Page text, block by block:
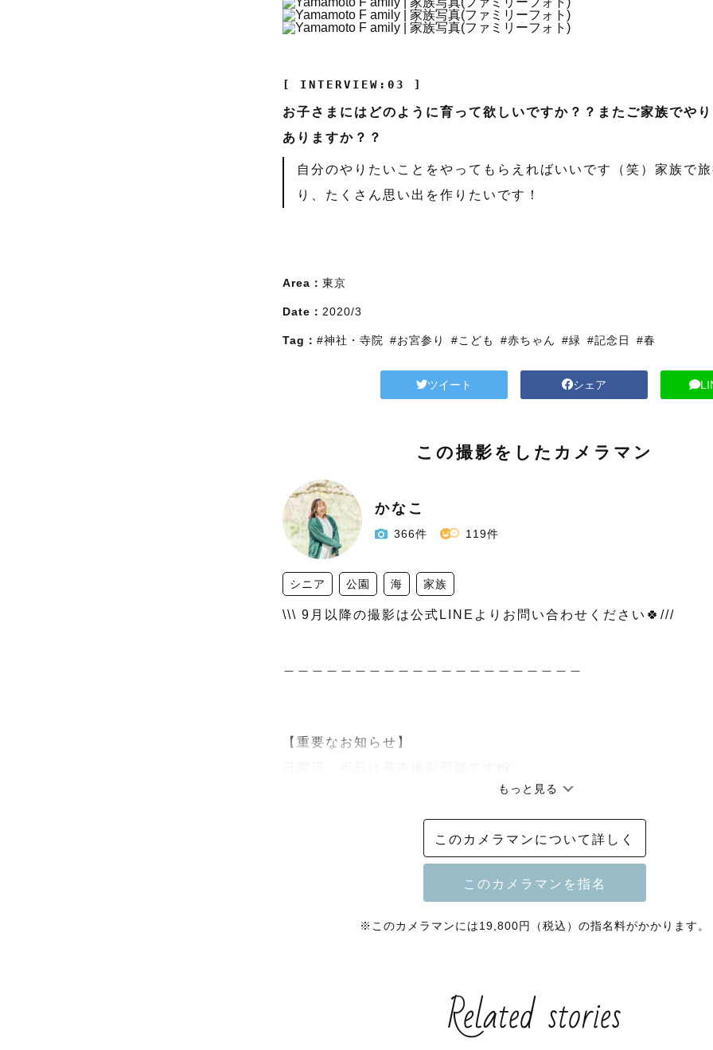
[ INTERVIEW:03 ]
お子さまにはどのように育って欲しいですか？？またご家族でや
ありますか？？
自分のやりたいことをやってもらえればいいです（笑）家族で
り、たくさん思い出を作りたいです！
Area： 東京
Date： 2020/3
Tag： #神社・寺院 #お宮参り #こども #赤ちゃん #緑 #記念日 #春
ツイート シェア
この撮影をしたカメラマン
かなこ
366件 119件
シニア 公園 海 家族
\\\ 9月以降の撮影は公式LINEよりお問い合わせください🍀///
【重要なお知らせ】
その他のお日にちをご希望のゲスト様はご希望日から『前月5日ま
日時・場所のご相談は公式LINEへお願いいたします🌸
エリア外の場所については超過交通費が発生する場合がございます
＿＿＿＿＿＿＿＿＿＿＿＿＿＿＿＿＿＿＿＿＿
もっと見る
このカメラマンについて詳しく
※このカメラマンには19,800円（税込）の指名料がかかります。
Related stories